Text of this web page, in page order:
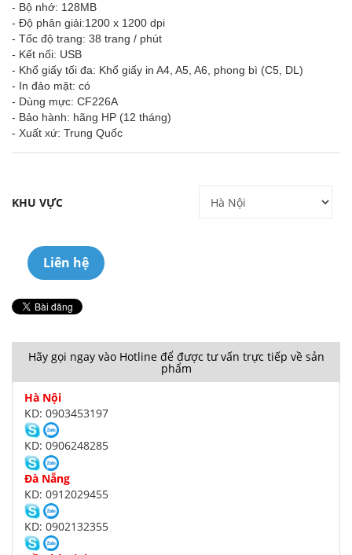
- Bộ nhớ: 128MB
- Độ phân giải:1200 x 1200 dpi
- Tốc độ trang: 38 trang / phút
- Kết nối: USB
- Khổ giấy tối đa: Khổ giấy in A4, A5, A6, phong bì (C5, DL)
- In đảo mặt: có
- Dùng mực: CF226A
- Bảo hành: hãng HP (12 tháng)
- Xuất xứ: Trung Quốc
KHU VỰC
Liên hệ
Hãy gọi ngay vào Hotline để được tư vấn trực tiếp về sản
phẩm
Hà Nội
KD: 0903453197
KD: 0906248285
Đà Nẵng
KD: 0912029455
KD: 0902132355